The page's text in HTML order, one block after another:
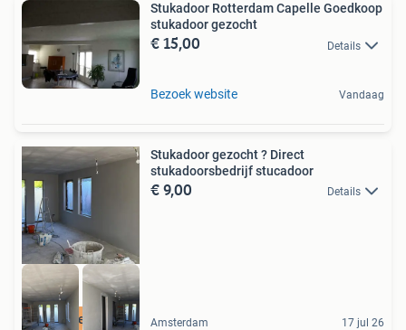
Stukadoor Rotterdam Capelle Goedkoop
stukadoor gezocht
€ 15,00 Details
Bezoek website Vandaag
Best gekozen
Stukadoor gezocht ? Direct
stukadoorsbedrijf stucadoor
€ 9,00 Details
Amsterdam 17 jul 26